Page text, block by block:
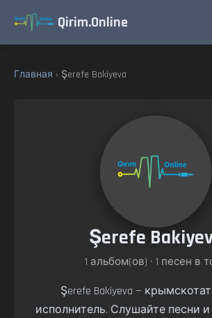
Qirim.Online
Главная › Şerefe Bakiyeva
Şerefe
1 альбом(ов) • 1 песен в
Şerefe Bakiyeva —
исполнитель. Слушайте песни